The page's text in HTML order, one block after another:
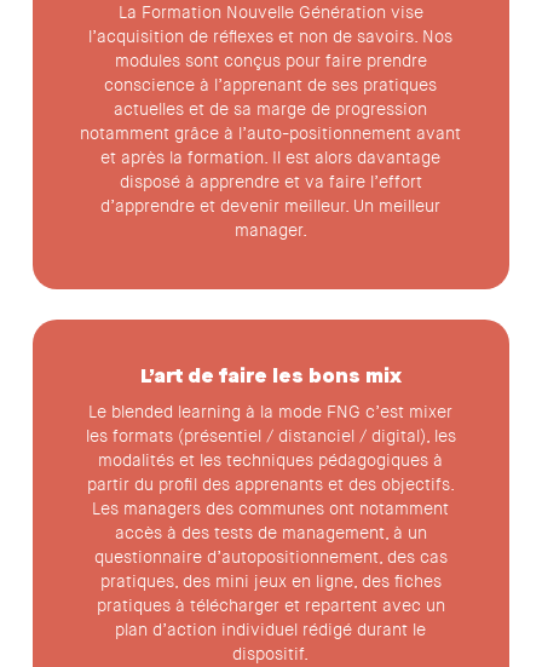
La Formation Nouvelle Génération vise
l’acquisition de réflexes et non de savoirs. Nos
modules sont conçus pour faire prendre
conscience à l’apprenant de ses pratiques
actuelles et de sa marge de progression
notamment grâce à l’auto-positionnement avant
et après la formation. Il est alors davantage
disposé à apprendre et va faire l’effort
d’apprendre et devenir meilleur. Un meilleur
manager.
L’art de faire les bons mix
Le blended learning à la mode FNG c’est mixer
les formats (présentiel / distanciel / digital), les
modalités et les techniques pédagogiques à
partir du profil des apprenants et des objectifs.
Les managers des communes ont notamment
accès à des tests de management, à un
questionnaire d’autopositionnement, des cas
pratiques, des mini jeux en ligne, des fiches
pratiques à télécharger et repartent avec un
plan d’action individuel rédigé durant le
dispositif.